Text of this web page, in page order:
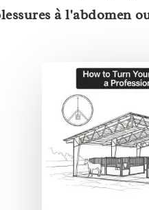
à l'abdomen